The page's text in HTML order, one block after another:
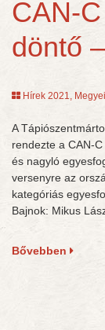
CAN-
döntő
Hírek 2021,
A
rendezte a CAN-
és nagyló
versenyre az
kategóriás
Bajnok: Mikus
Bővebben